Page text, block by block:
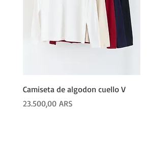
Camiseta de algodon cuello V
Precio
23.500,00 ARS